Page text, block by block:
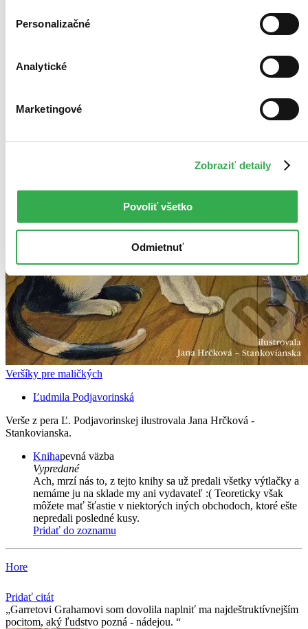
Personalizačné
Analytické
Marketingové
Zobraziť detaily
Povoliť všetko
Odmietnuť
Veršíky pre maličkých
Ľudmila Podjavorinská
Verše z pera Ľ. Podjavorinskej ilustrovala Jana Hrčková -
Stankovianska.
Knihapevná väzba
Vypredané
Ach, mrzí nás to, z tejto knihy sa už predali všetky výtlačky a
nemáme ju na sklade my ani vydavateľ :( Teoreticky však
môžete mať šťastie v niektorých iných obchodoch, ktoré ešte
nepredali posledné kusy.
Pridať do zoznamu
Hore
Pridať citát
Garretovi Grahamovi som dovolila naplniť ma najdeštruktívnejším
pocitom, aký ľudstvo pozná - nádejou.